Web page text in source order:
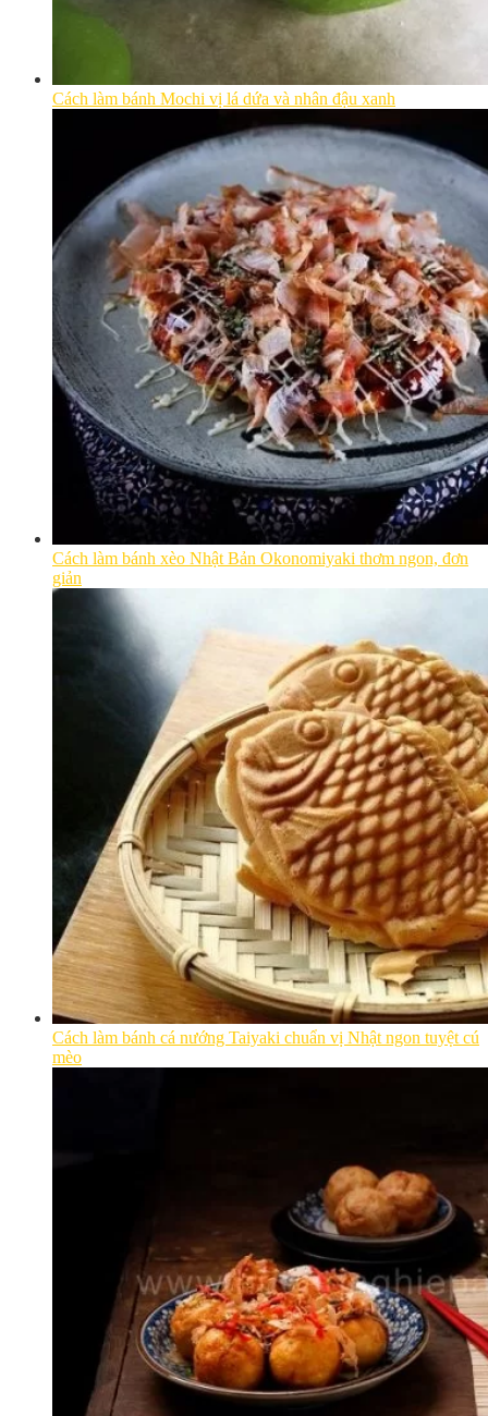
Cách làm bánh Mochi vị lá dứa và nhân đậu xanh
Cách làm bánh xèo Nhật Bản Okonomiyaki thơm ngon, đơn
giản
Cách làm bánh cá nướng Taiyaki chuẩn vị Nhật ngon tuyệt cú
mèo